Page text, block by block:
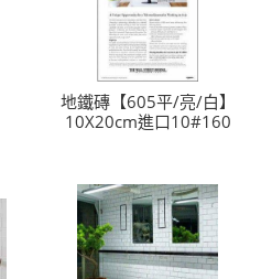
地鐵磚【605平/亮/白】
10X20cm進口10#160